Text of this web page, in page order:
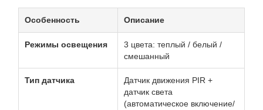
Особенность Описание
Режимы освещения
3 цвета: теплый / белый /
смешанный
Тип датчика
Датчик движения PIR +
датчик света
(автоматическое включение/